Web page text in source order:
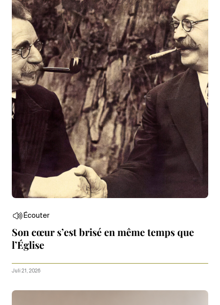
Écouter
Son cœur s’est brisé en même temps que
l’Église
Juli 21, 2026